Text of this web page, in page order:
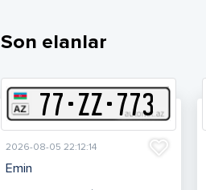
Son elanlar
77-ZZ-773
2026-08-05 22:12:14
Emin